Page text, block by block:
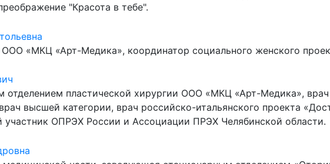
"Красота в тебе".
«МКЦ «Арт-Медика», координатор социального женского
пластической хирургии ООО «МКЦ «Арт-Медика», врач
высшей категории, врач российско-итальянского проекта
участник ОПРЭХ России и Ассоциации ПРЭХ Челябинской области.